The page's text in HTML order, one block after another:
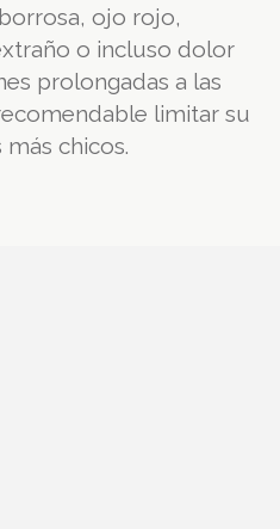
ojo rojo,
o incluso dolor
prolongadas a las
limitar su
chicos.